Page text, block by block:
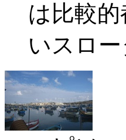
は比較
いスロ